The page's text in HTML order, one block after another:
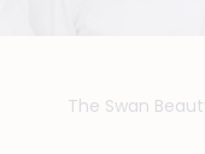
The Swan